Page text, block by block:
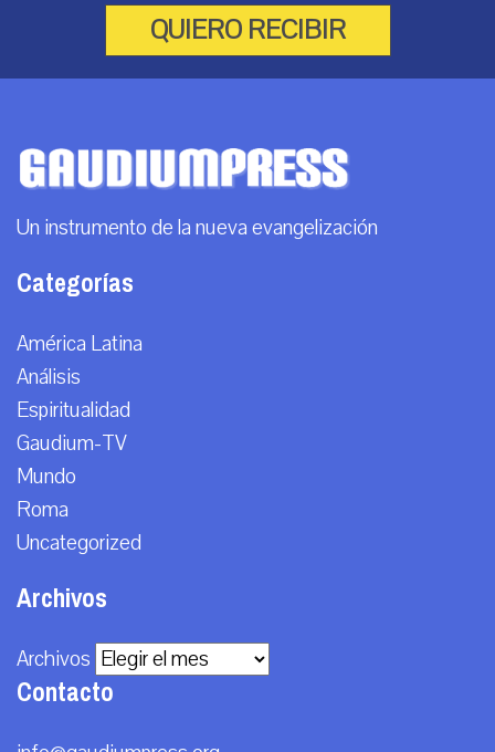
QUIERO RECIBIR
Un instrumento de la nueva evangelización
Categorías
América Latina
Análisis
Espiritualidad
Gaudium-TV
Mundo
Roma
Uncategorized
Archivos
Archivos
Contacto